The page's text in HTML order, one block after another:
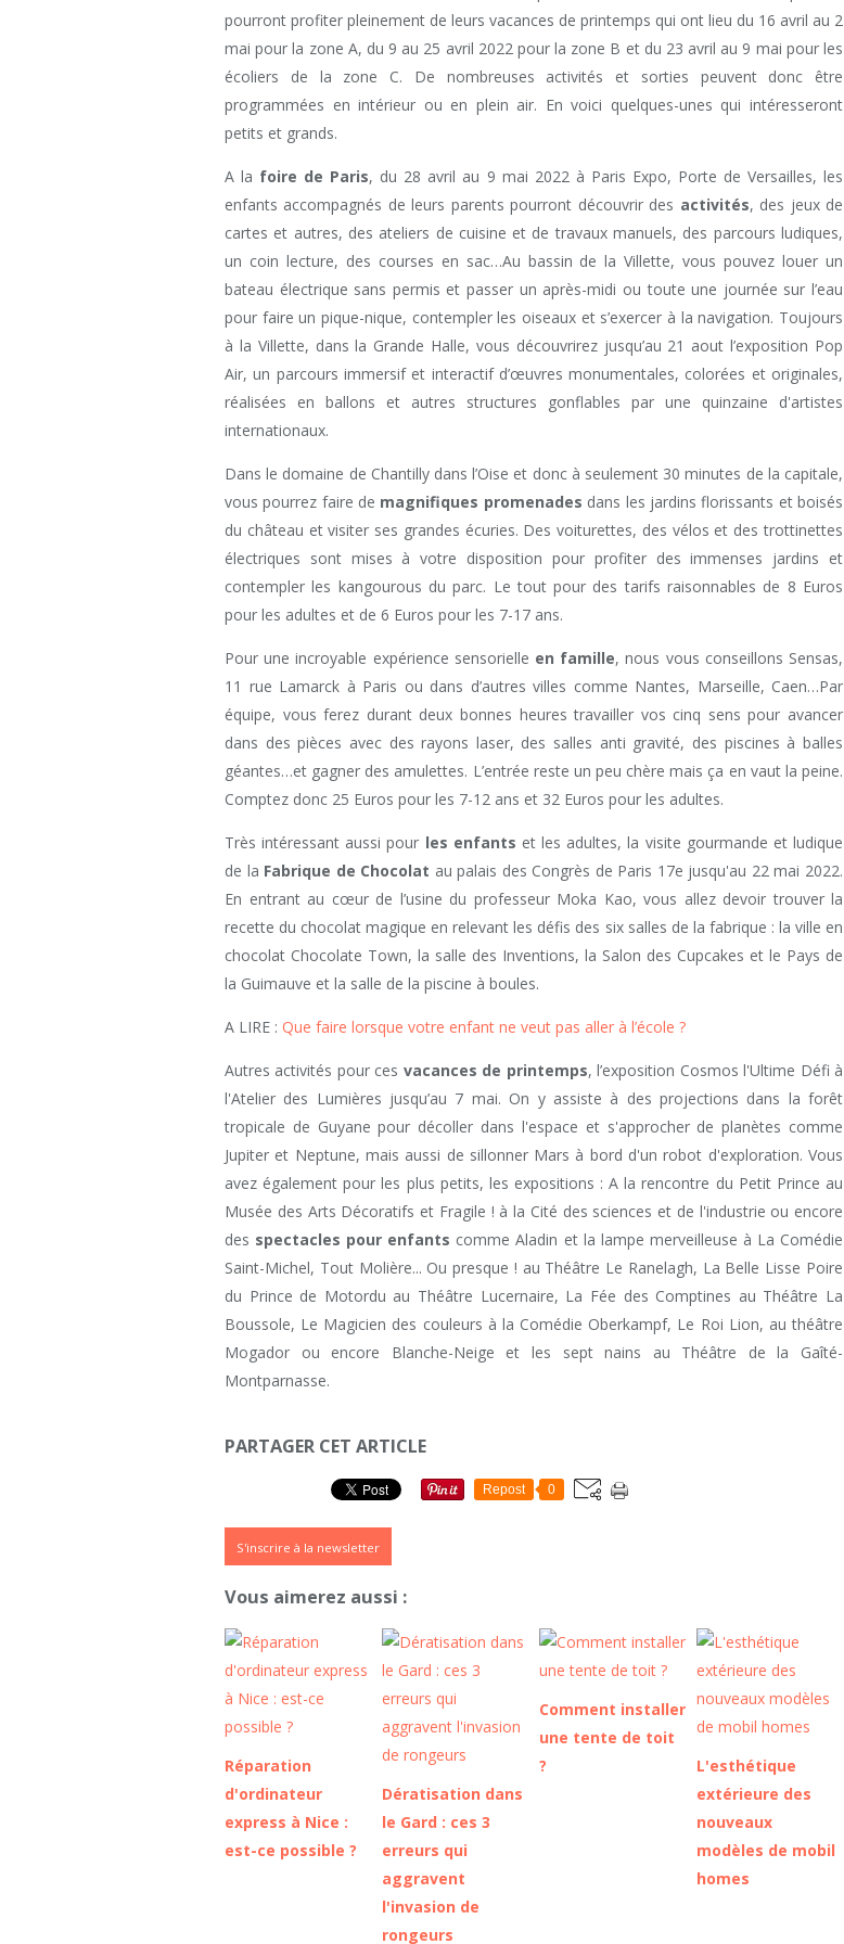
pourront profiter pleinement de leurs vacances de printemps qui ont lieu du 16 avril au 2
mai pour la zone A, du 9 au 25 avril 2022 pour la zone B et du 23 avril au 9 mai pour les
écoliers de la zone C. De nombreuses activités et sorties peuvent donc être
programmées en intérieur ou en plein air. En voici quelques-unes qui intéresseront
petits et grands.
A la foire de Paris, du 28 avril au 9 mai 2022 à Paris Expo, Porte de Versailles, les
enfants accompagnés de leurs parents pourront découvrir des activités, des jeux de
cartes et autres, des ateliers de cuisine et de travaux manuels, des parcours ludiques,
un coin lecture, des courses en sac…Au bassin de la Villette, vous pouvez louer un
bateau électrique sans permis et passer un après-midi ou toute une journée sur l’eau
pour faire un pique-nique, contempler les oiseaux et s’exercer à la navigation. Toujours
à la Villette, dans la Grande Halle, vous découvrirez jusqu’au 21 aout l’exposition Pop
Air, un parcours immersif et interactif d’œuvres monumentales, colorées et originales,
réalisées en ballons et autres structures gonflables par une quinzaine d'artistes
internationaux.
Dans le domaine de Chantilly dans l’Oise et donc à seulement 30 minutes de la capitale,
vous pourrez faire de magnifiques promenades dans les jardins florissants et boisés
du château et visiter ses grandes écuries. Des voiturettes, des vélos et des trottinettes
électriques sont mises à votre disposition pour profiter des immenses jardins et
contempler les kangourous du parc. Le tout pour des tarifs raisonnables de 8 Euros
pour les adultes et de 6 Euros pour les 7-17 ans.
Pour une incroyable expérience sensorielle en famille, nous vous conseillons Sensas,
11 rue Lamarck à Paris ou dans d’autres villes comme Nantes, Marseille, Caen…Par
équipe, vous ferez durant deux bonnes heures travailler vos cinq sens pour avancer
dans des pièces avec des rayons laser, des salles anti gravité, des piscines à balles
géantes…et gagner des amulettes. L’entrée reste un peu chère mais ça en vaut la peine.
Comptez donc 25 Euros pour les 7-12 ans et 32 Euros pour les adultes.
Très intéressant aussi pour les enfants et les adultes, la visite gourmande et ludique
de la Fabrique de Chocolat au palais des Congrès de Paris 17e jusqu'au 22 mai 2022.
En entrant au cœur de l’usine du professeur Moka Kao, vous allez devoir trouver la
recette du chocolat magique en relevant les défis des six salles de la fabrique : la ville en
chocolat Chocolate Town, la salle des Inventions, la Salon des Cupcakes et le Pays de
la Guimauve et la salle de la piscine à boules.
A LIRE : Que faire lorsque votre enfant ne veut pas aller à l’école ?
Autres activités pour ces vacances de printemps, l’exposition Cosmos l'Ultime Défi à
l'Atelier des Lumières jusqu’au 7 mai. On y assiste à des projections dans la forêt
tropicale de Guyane pour décoller dans l'espace et s'approcher de planètes comme
Jupiter et Neptune, mais aussi de sillonner Mars à bord d'un robot d'exploration. Vous
avez également pour les plus petits, les expositions : A la rencontre du Petit Prince au
Musée des Arts Décoratifs et Fragile ! à la Cité des sciences et de l'industrie ou encore
des spectacles pour enfants comme Aladin et la lampe merveilleuse à La Comédie
Saint-Michel, Tout Molière... Ou presque ! au Théâtre Le Ranelagh, La Belle Lisse Poire
du Prince de Motordu au Théâtre Lucernaire, La Fée des Comptines au Théâtre La
Boussole, Le Magicien des couleurs à la Comédie Oberkampf, Le Roi Lion, au théâtre
Mogador ou encore Blanche-Neige et les sept nains au Théâtre de la Gaîté-
Montparnasse.
PARTAGER CET ARTICLE
Repost 0
S'inscrire à la newsletter
Vous aimerez aussi :
Réparation
d'ordinateur
express à Nice :
est-ce possible ?
Dératisation dans
le Gard : ces 3
erreurs qui
aggravent
l'invasion de
rongeurs
Comment installer
une tente de toit
?
L'esthétique
extérieure des
nouveaux
modèles de mobil
homes